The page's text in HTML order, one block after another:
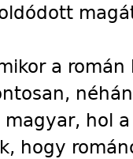
a
hol
hogy